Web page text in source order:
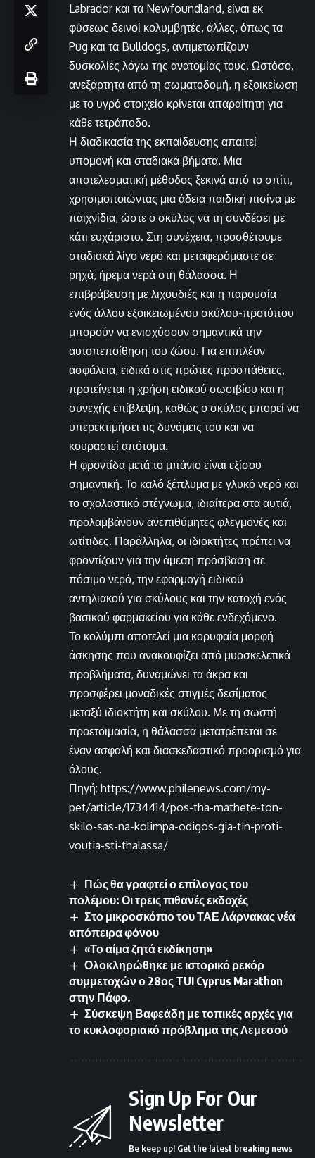
Labrador και τα Newfoundland, είναι εκ
φύσεως δεινοί κολυμβητές, άλλες, όπως τα
Pug και τα Bulldogs, αντιμετωπίζουν
δυσκολίες λόγω της ανατομίας τους. Ωστόσο,
ανεξάρτητα από τη σωματοδομή, η εξοικείωση
με το υγρό στοιχείο κρίνεται απαραίτητη για
κάθε τετράποδο.
Η διαδικασία της εκπαίδευσης απαιτεί
υπομονή και σταδιακά βήματα. Μια
αποτελεσματική μέθοδος ξεκινά από το σπίτι,
χρησιμοποιώντας μια άδεια παιδική πισίνα με
παιχνίδια, ώστε ο σκύλος να τη συνδέσει με
κάτι ευχάριστο. Στη συνέχεια, προσθέτουμε
σταδιακά λίγο νερό και μεταφερόμαστε σε
ρηχά, ήρεμα νερά στη θάλασσα. Η
επιβράβευση με λιχουδιές και η παρουσία
ενός άλλου εξοικειωμένου σκύλου-προτύπου
μπορούν να ενισχύσουν σημαντικά την
αυτοπεποίθηση του ζώου. Για επιπλέον
ασφάλεια, ειδικά στις πρώτες προσπάθειες,
προτείνεται η χρήση ειδικού σωσιβίου και η
συνεχής επίβλεψη, καθώς ο σκύλος μπορεί να
υπερεκτιμήσει τις δυνάμεις του και να
κουραστεί απότομα.
Η φροντίδα μετά το μπάνιο είναι εξίσου
σημαντική. Το καλό ξέπλυμα με γλυκό νερό και
το σχολαστικό στέγνωμα, ιδιαίτερα στα αυτιά,
προλαμβάνουν ανεπιθύμητες φλεγμονές και
ωτίτιδες. Παράλληλα, οι ιδιοκτήτες πρέπει να
φροντίζουν για την άμεση πρόσβαση σε
πόσιμο νερό, την εφαρμογή ειδικού
αντηλιακού για σκύλους και την κατοχή ενός
βασικού φαρμακείου για κάθε ενδεχόμενο.
Το κολύμπι αποτελεί μια κορυφαία μορφή
άσκησης που ανακουφίζει από μυοσκελετικά
προβλήματα, δυναμώνει τα άκρα και
προσφέρει μοναδικές στιγμές δεσίματος
μεταξύ ιδιοκτήτη και σκύλου. Με τη σωστή
προετοιμασία, η θάλασσα μετατρέπεται σε
έναν ασφαλή και διασκεδαστικό προορισμό για
όλους.
Πηγή: https://www.philenews.com/my-
pet/article/1734414/pos-tha-mathete-ton-
skilo-sas-na-kolimpa-odigos-gia-tin-proti-
voutia-sti-thalassa/
Πώς θα γραφτεί ο επίλογος του
πολέμου: Οι τρεις πιθανές εκδοχές
Στο μικροσκόπιο του ΤΑΕ Λάρνακας νέα
απόπειρα φόνου
«Το αίμα ζητά εκδίκηση»
Ολοκληρώθηκε με ιστορικό ρεκόρ
συμμετοχών ο 28ος TUI Cyprus Marathon
στην Πάφο.
Σύσκεψη Βαφεάδη με τοπικές αρχές για
το κυκλοφοριακό πρόβλημα της Λεμεσού
Sign Up For Our
Newsletter
Be keep up! Get the latest breaking news